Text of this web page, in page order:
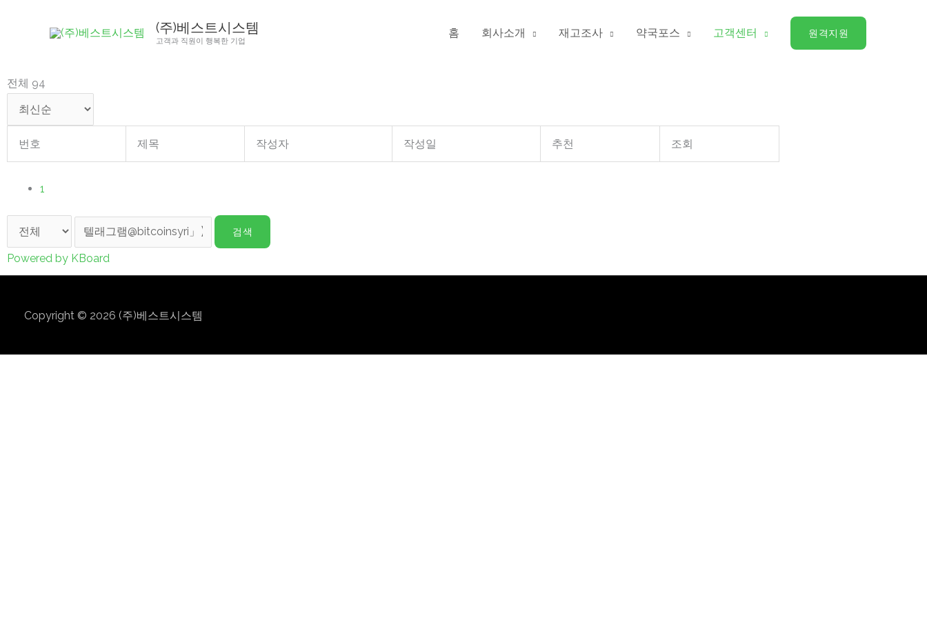
건
뛰
(주)베스트시스템
고객과 직원이 행복한 기업
홈 회사소개 재고조사 약국포스 고객센터 원격지원
전체 94
번호 제목 작성자 작성일 추천 조회
1
검색
Powered by KBoard
Copyright © 2026 (주)베스트시스템